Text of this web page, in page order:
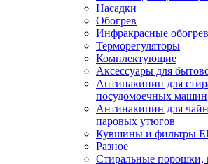
Насадки
Обогрев
Инфракрасные
Терморегуляторы
Комплектующие
Аксессуары для
Антинакипин для
посудомоечных машин
Антинакипин для
паровых утюгов
Кувшины и фильтры
Разное
Стиральные порошки,